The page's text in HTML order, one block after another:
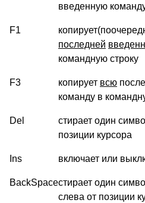
введенную
F1
последней
командную строку
F3 копирует всю
команду в
Del
стирает один
позиции курсора
Ins включает или
BackSpaceстирает один
слева от позиции